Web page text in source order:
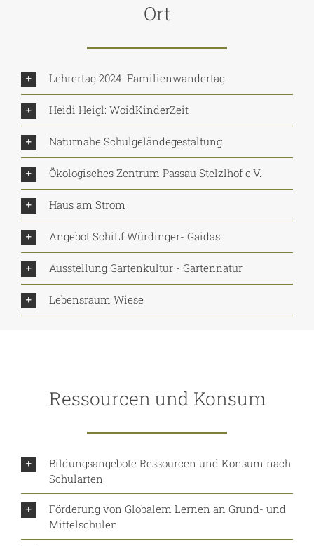
Ort
Lehrertag 2024: Familienwandertag
Heidi Heigl: WoidKinderZeit
Naturnahe Schulgeländegestaltung
Ökologisches Zentrum Passau Stelzlhof e.V.
Haus am Strom
Angebot SchiLf Würdinger- Gaidas
Ausstellung Gartenkultur - Gartennatur
Lebensraum Wiese
Ressourcen und Konsum
Bildungsangebote Ressourcen und Konsum nach
Schularten
Förderung von Globalem Lernen an Grund- und
Mittelschulen